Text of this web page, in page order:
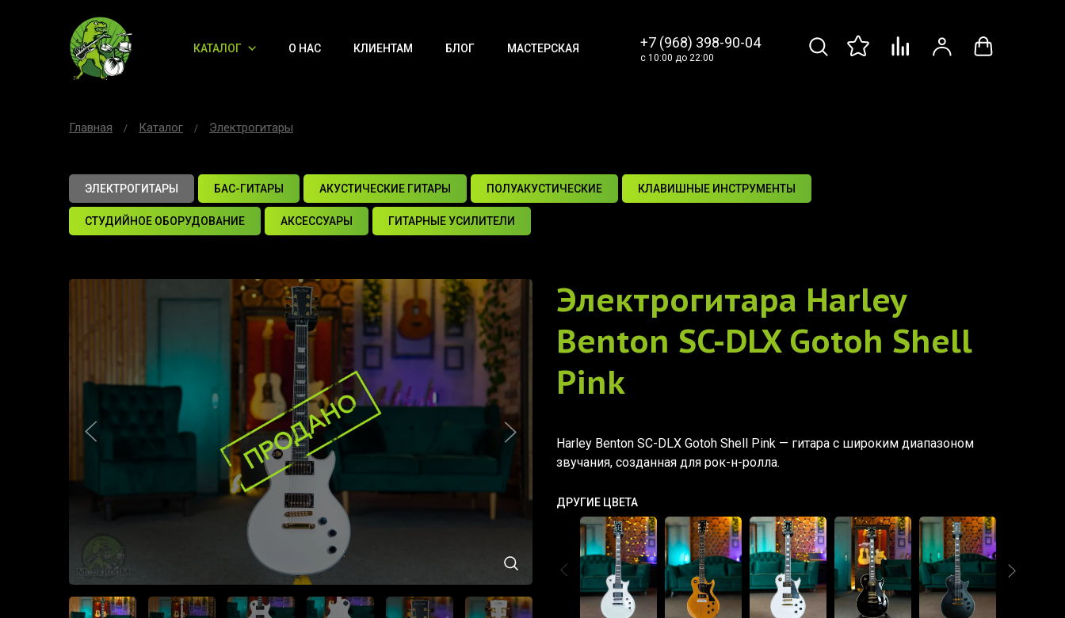
КАТАЛОГ О НАС КЛИЕНТАМ БЛОГ МАСТЕРСКАЯ +7 (968) 398-90-04
с 10:00 до 22:00
Главная Каталог Электрогитары
ЭЛЕКТРОГИТАРЫ БАС-ГИТАРЫ АКУСТИЧЕСКИЕ ГИТАРЫ ПОЛУАКУСТИЧЕСКИЕ КЛАВИШНЫЕ ИНСТРУМЕНТЫ
СТУДИЙНОЕ ОБОРУДОВАНИЕ АКСЕССУАРЫ ГИТАРНЫЕ УСИЛИТЕЛИ
Электрогитара Harley
Benton SC-DLX Gotoh Shell
Pink
Harley Benton SC-DLX Gotoh Shell Pink — гитара с широким диапазоном
звучания, созданная для рок-н-ролла.
ДРУГИЕ ЦВЕТА